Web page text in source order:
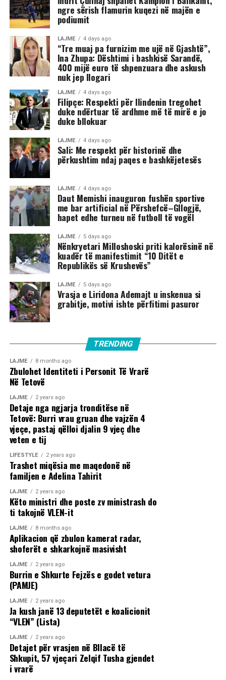
ngre sërish flamurin kuqezi në majën e
podiumit
LAJME 4 days ago
“Tre muaj pa furnizim me ujë në Gjashtë”,
Ina Zhupa: Dështimi i bashkisë Sarandë,
400 mijë euro të shpenzuara dhe askush
nuk jep llogari
LAJME 4 days ago
Filipçe: Respekti për Ilindenin tregohet
duke ndërtuar të ardhme më të mirë e jo
duke bllokuar
LAJME 4 days ago
Sali: Me respekt për historinë dhe
përkushtim ndaj paqes e bashkëjetesës
LAJME 4 days ago
Daut Memishi inauguron fushën sportive
me bar artificial në Përshefcë–Gllogjë,
hapet edhe turneu në futboll të vogël
LAJME 5 days ago
Nënkryetari Milloshoski priti kalorësinë në
kuadër të manifestimit “10 Ditët e
Republikës së Krushevës”
LAJME 5 days ago
Vrasja e Liridona Ademajt u inskenua si
grabitje, motivi ishte përfitimi pasuror
TRENDING
LAJME 8 months ago
Zbulohet Identiteti i Personit Të Vrarë
Në Tetovë
LAJME 2 years ago
Detaje nga ngjarja tronditëse në
Tetovë: Burri vrau gruan dhe vajzën 4
vjeçe, pastaj qëlloi djalin 9 vjeç dhe
veten e tij
LIFESTYLE 2 years ago
Trashet miqësia me maqedonë në
familjen e Adelina Tahirit
LAJME 2 years ago
Këto ministri dhe poste zv ministrash do
ti takojnë VLEN-it
LAJME 8 months ago
Aplikacion që zbulon kamerat radar,
shoferët e shkarkojnë masivisht
LAJME 2 years ago
Burrin e Shkurte Fejzës e godet vetura
(PAMJE)
LAJME 2 years ago
Ja kush janë 13 deputetët e koalicionit
“VLEN” (Lista)
LAJME 2 years ago
Detajet për vrasjen në Bllacë të
Shkupit, 57 vjeçari Zelqif Tusha gjendet
i vrarë